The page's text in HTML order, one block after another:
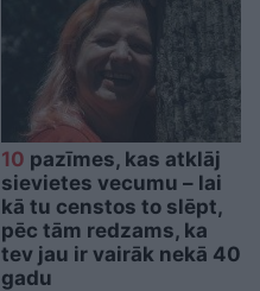
10 pazīmes, kas atklāj
sievietes vecumu – lai
kā tu censtos to slēpt,
pēc tām redzams, ka
tev jau ir vairāk nekā 40
gadu